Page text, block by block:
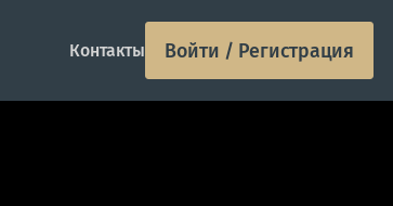
Контакты Войти / Регистрация